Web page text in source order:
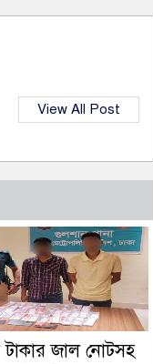
View All Post
জাল নোটসহ